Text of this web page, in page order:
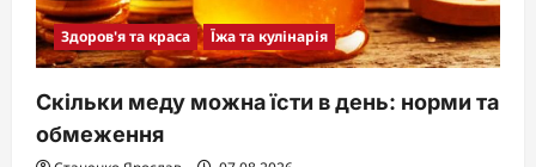
Здоров'я та краса Їжа та кулінарія
Скільки меду можна їсти в день: норми та
обмеження